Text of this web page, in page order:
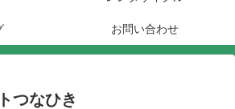
お問い合わせ
つなひき